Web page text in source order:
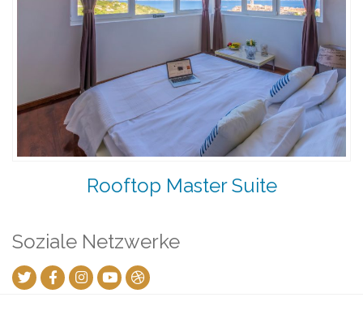
Rooftop Master Suite
Soziale Netzwerke